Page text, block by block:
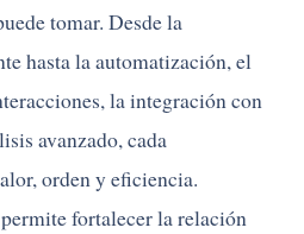
tomar. Desde la
hasta la automatización, el
la integración con
avanzado, cada
orden y eficiencia.
fortalecer la relación